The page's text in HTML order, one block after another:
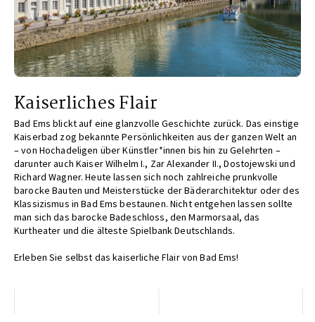
Kaiserliches Flair
Bad Ems blickt auf eine glanzvolle Geschichte zurück. Das einstige
Kaiserbad zog bekannte Persönlichkeiten aus der ganzen Welt an
– von Hochadeligen über Künstler*innen bis hin zu Gelehrten –
darunter auch Kaiser Wilhelm I., Zar Alexander II., Dostojewski und
Richard Wagner. Heute lassen sich noch zahlreiche prunkvolle
barocke Bauten und Meisterstücke der Bäderarchitektur oder des
Klassizismus in Bad Ems bestaunen. Nicht entgehen lassen sollte
man sich das barocke Badeschloss, den Marmorsaal, das
Kurtheater und die älteste Spielbank Deutschlands.
Erleben Sie selbst das kaiserliche Flair von Bad Ems!